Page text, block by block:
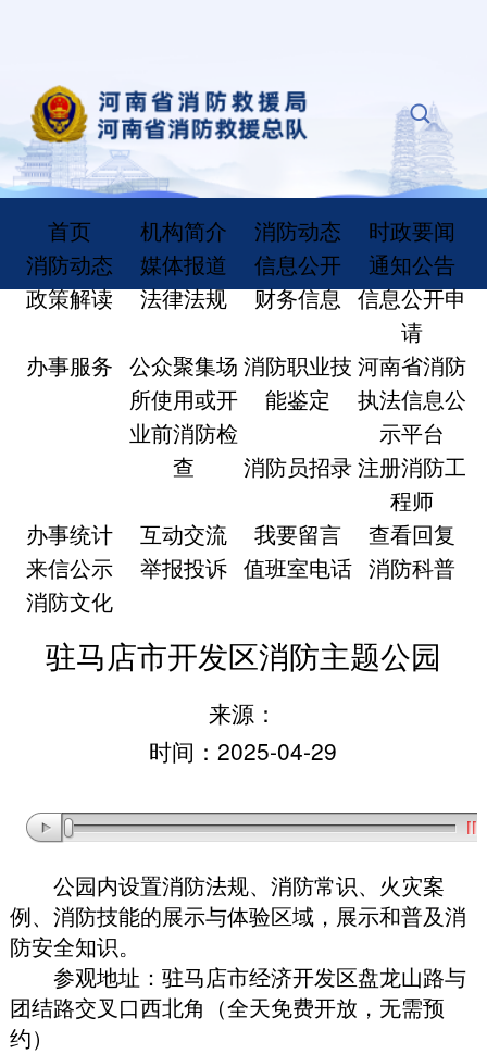
首页 机构简介 消防动态
时政要闻
消防动态
媒体报道 信息公开
通知公告
政策解读
法律法规 财务信息 信息公开申
请
办事服务 公众聚集场
所使用或开
业前消防检
查
消防职业技
能鉴定
河南省消防
执法信息公
示平台
消防员招录注册消防工
程师
办事统计
互动交流 我要留言
查看回复
来信公示
举报投诉 值班室电话 消防科普
消防文化
驻马店市开发区消防主题公园
来源：
时间：2025-04-29
公园内设置消防法规、消防常识、火灾案
例、消防技能的展示与体验区域， 展示和普及消
防安全知识。
参观地址： 驻马店市经济开发区盘龙山路与
团结路交叉口西北角（全天免费开放 ， 无需预
约）